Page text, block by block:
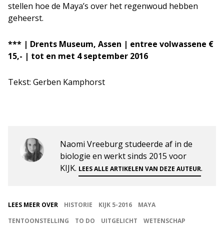
stellen hoe de Maya’s over het regenwoud hebben
geheerst.
*** | Drents Museum, Assen | entree volwassene €
15,- | tot en met 4 september 2016
Tekst: Gerben Kamphorst
Naomi Vreeburg studeerde af in de
biologie en werkt sinds 2015 voor
KIJK. LEES ALLE ARTIKELEN VAN DEZE AUTEUR.
LEES MEER OVER HISTORIE KIJK 5-2016
MAYA
TENTOONSTELLING
TO DO UITGELICHT WETENSCHAP